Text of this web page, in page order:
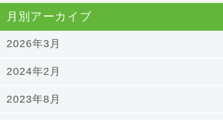
月別アーカイブ
2026年3月
2024年2月
2023年8月